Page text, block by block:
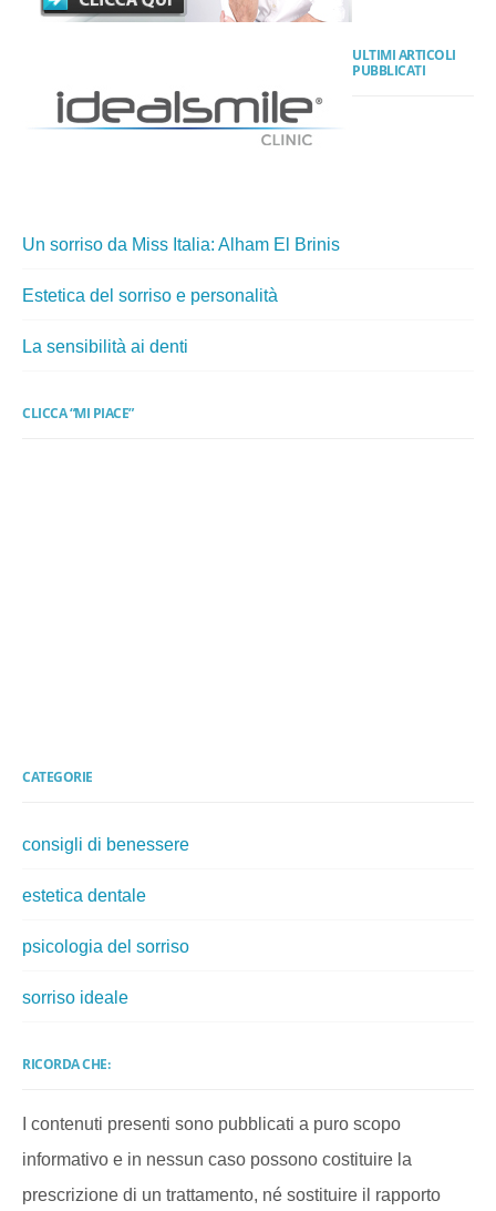
ULTIMI ARTICOLI
PUBBLICATI
Un sorriso da Miss Italia: Alham El Brinis
Estetica del sorriso e personalità
La sensibilità ai denti
CLICCA “MI PIACE”
CATEGORIE
consigli di benessere
estetica dentale
psicologia del sorriso
sorriso ideale
RICORDA CHE:
I contenuti presenti sono pubblicati a puro scopo
informativo e in nessun caso possono costituire la
prescrizione di un trattamento, né sostituire il rapporto